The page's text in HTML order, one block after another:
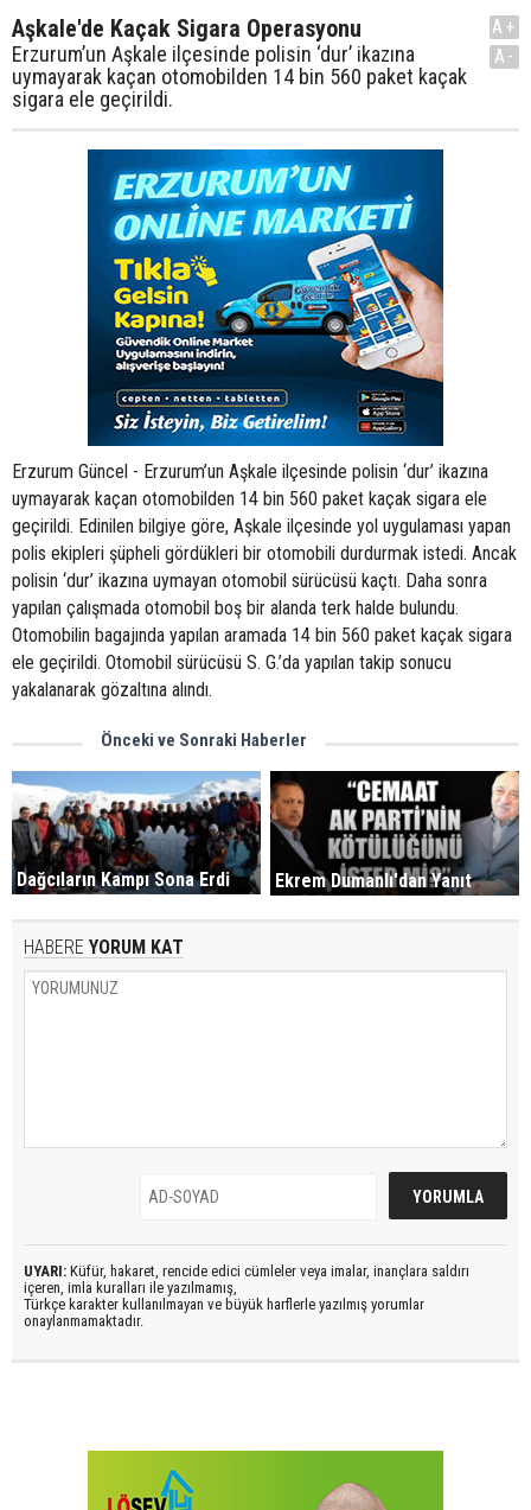
Aşkale'de Kaçak Sigara Operasyonu
Erzurum’un Aşkale ilçesinde polisin ‘dur’ ikazına
uymayarak kaçan otomobilden 14 bin 560 paket kaçak
sigara ele geçirildi.
A+
A-
Erzurum Güncel - Erzurum’un Aşkale ilçesinde polisin ‘dur’ ikazına
uymayarak kaçan otomobilden 14 bin 560 paket kaçak sigara ele
geçirildi. Edinilen bilgiye göre, Aşkale ilçesinde yol uygulaması yapan
polis ekipleri şüpheli gördükleri bir otomobili durdurmak istedi. Ancak
polisin ‘dur’ ikazına uymayan otomobil sürücüsü kaçtı. Daha sonra
yapılan çalışmada otomobil boş bir alanda terk halde bulundu.
Otomobilin bagajında yapılan aramada 14 bin 560 paket kaçak sigara
ele geçirildi. Otomobil sürücüsü S. G.’da yapılan takip sonucu
yakalanarak gözaltına alındı.
Önceki ve Sonraki Haberler
Dağcıların Kampı Sona Erdi Ekrem Dumanlı'dan Yanıt
HABERE YORUM KAT
UYARI: Küfür, hakaret, rencide edici cümleler veya imalar, inançlara saldırı
içeren, imla kuralları ile yazılmamış,
Türkçe karakter kullanılmayan ve büyük harflerle yazılmış yorumlar
onaylanmamaktadır.